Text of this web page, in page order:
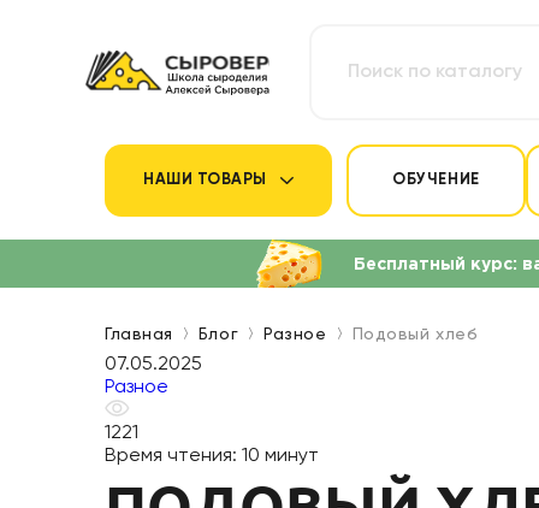
НАШИ ТОВАРЫ ОБУЧЕНИЕ
Главная Блог Разное Подовый хлеб
07.05.2025
Разное
1221
Время чтения: 10 минут
Бесплатный курс: